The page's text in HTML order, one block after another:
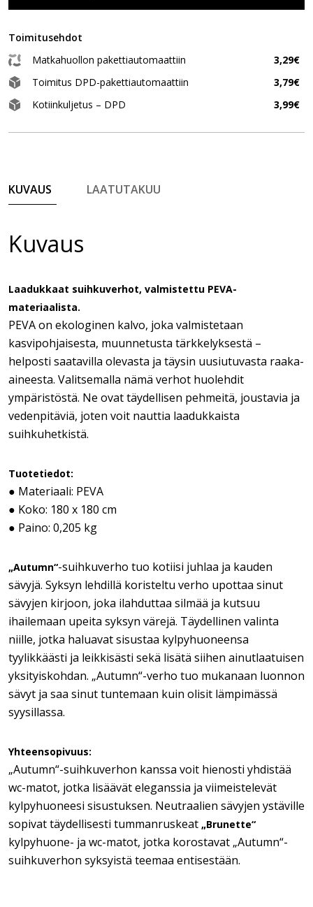
Toimitusehdot
Matkahuollon pakettiautomaattiin
3,29€
Toimitus DPD-pakettiautomaattiin
3,79€
Kotiinkuljetus – DPD
3,99€
KUVAUS LAATUTAKUU
Kuvaus
Laadukkaat suihkuverhot, valmistettu PEVA-
materiaalista.
PEVA on ekologinen kalvo, joka valmistetaan
kasvipohjaisesta, muunnetusta tärkkelyksestä –
helposti saatavilla olevasta ja täysin uusiutuvasta raaka-
aineesta. Valitsemalla nämä verhot huolehdit
ympäristöstä. Ne ovat täydellisen pehmeitä, joustavia ja
vedenpitäviä, joten voit nauttia laadukkaista
suihkuhetkistä.
Tuotetiedot:
● Materiaali: PEVA
● Koko: 180 x 180 cm
● Paino: 0,205 kg
„Autumn“-suihkuverho tuo kotiisi juhlaa ja kauden
sävyjä. Syksyn lehdillä koristeltu verho upottaa sinut
sävyjen kirjoon, joka ilahduttaa silmää ja kutsuu
ihailemaan upeita syksyn värejä. Täydellinen valinta
niille, jotka haluavat sisustaa kylpyhuoneensa
tyylikkäästi ja leikkisästi sekä lisätä siihen ainutlaatuisen
yksityiskohdan. „Autumn“-verho tuo mukanaan luonnon
sävyt ja saa sinut tuntemaan kuin olisit lämpimässä
syysillassa.
Yhteensopivuus:
„Autumn“-suihkuverhon kanssa voit hienosti yhdistää
wc-matot, jotka lisäävät eleganssia ja viimeistelevät
kylpyhuoneesi sisustuksen. Neutraalien sävyjen ystäville
sopivat täydellisesti tummanruskeat „Brunette“
kylpyhuone- ja wc-matot, jotka korostavat „Autumn“-
suihkuverhon syksyistä teemaa entisestään.